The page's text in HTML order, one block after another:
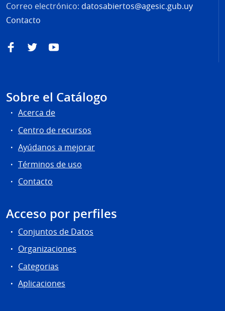
Correo electrónico: datosabiertos@agesic.gub.uy
Contacto
FacebookTwitterYouTube
Sobre el Catálogo
Acerca de
Centro de recursos
Ayúdanos a mejorar
Términos de uso
Contacto
Acceso por perfiles
Conjuntos de Datos
Organizaciones
Categorias
Aplicaciones